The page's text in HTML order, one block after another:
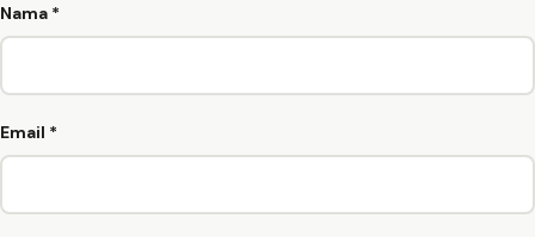
Nama *
Email *